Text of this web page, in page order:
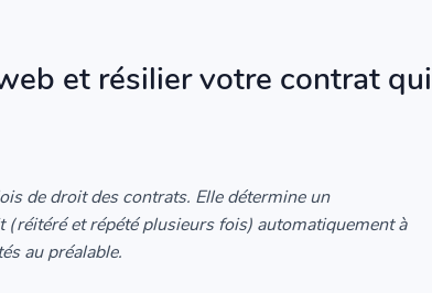
et résilier votre contrat qui
de droit des contrats. Elle détermine un
et répété plusieurs fois) automatiquement à
au préalable.